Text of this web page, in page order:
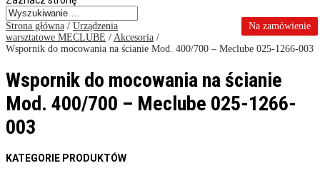
Na zamówienie
Strona główna / Urządzenia
warsztatowe MECLUBE / Akcesoria /
Wspornik do mocowania na ścianie Mod. 400/700 – Meclube 025-1266-003
Wspornik do mocowania na ścianie
Mod. 400/700 – Meclube 025-1266-
003
KATEGORIE PRODUKTÓW